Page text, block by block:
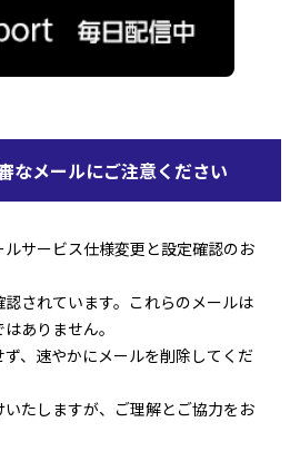
なメールにご注意ください
サービス仕様変更と設定確認のお
されています。これらのメールは
ありません。
、速やかにメールを削除してくだ
たしますが、ご理解とご協力をお